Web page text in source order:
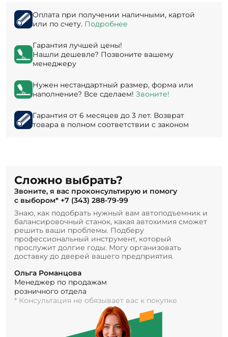
Оплата при получении наличными, картой
или по счету. Подробнее
Гарантия лучшей цены!
Нашли дешевле? Позвоните вашему
менеджеру
Нужен нестандартный размер, форма или
наполнение? Все сделаем! Звоните!
Гарантия от 6 месяцев до 3 лет. Возврат
товара в полном соответствии с законом
Сложно выбрать?
Звоните, я вас проконсультирую и помогу
с выбором* +7 (343) 288-79-99
Знаю, как подобрать нужный вам автоподъемник и
балансировочный станок, какая автохимия сможет
решить ваши проблемы. Подберу
профессиональный инструмент, который
прослужит долгие годы. Могу организовать
доставку до дверей вашего предприятия.
Ольга Романцова
Менеджер по продажам
розничного отдела
* Консультация не обязывает вас к покупке